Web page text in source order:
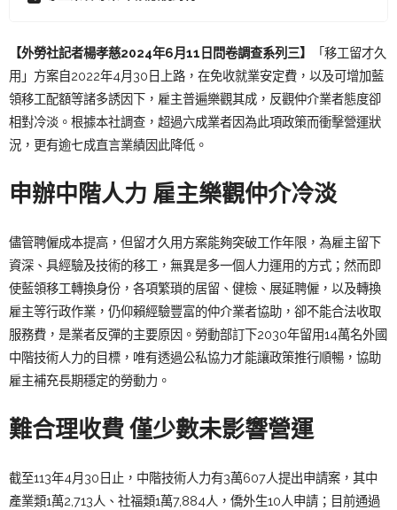
【外勞社記者楊孝慈2024年6月11日問卷調查系列三】
「移工留才久
用」方案自2022年4月30日上路，在免收就業安定費，以及可增加藍
領移工配額等諸多誘因下，雇主普遍樂觀其成，反觀仲介業者態度卻
相對冷淡。根據本社調查，超過六成業者因為此項政策而衝擊營運狀
況，更有逾七成直言業績因此降低。
申辦中階人力 雇主樂觀仲介冷淡
儘管聘僱成本提高，但留才久用方案能夠突破工作年限，為雇主留下
資深、具經驗及技術的移工，無異是多一個人力運用的方式；然而即
使藍領移工轉換身份，各項繁瑣的居留、健檢、展延聘僱，以及轉換
雇主等行政作業，仍仰賴經驗豐富的仲介業者協助，卻不能合法收取
服務費，是業者反彈的主要原因。勞動部訂下2030年留用14萬名外國
中階技術人力的目標，唯有透過公私協力才能讓政策推行順暢，協助
雇主補充長期穩定的勞動力。
難合理收費 僅少數未影響營運
截至113年4月30日止，中階技術人力有3萬607人提出申請案，其中
產業類1萬2,713人、社福類1萬7,884人，僑外生10人申請；目前通過